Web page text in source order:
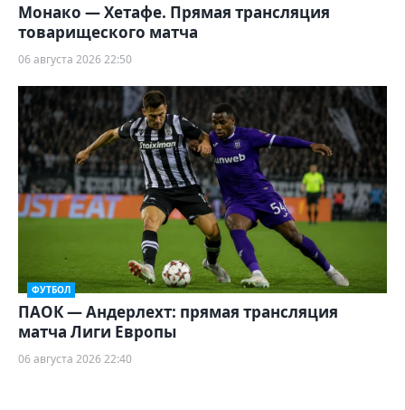
Монако — Хетафе. Прямая трансляция
товарищеского матча
06 августа 2026 22:50
ФУТБОЛ
ПАОК — Андерлехт: прямая трансляция
матча Лиги Европы
06 августа 2026 22:40